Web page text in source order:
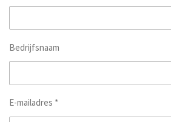
Bedrijfsnaam
E-mailadres *